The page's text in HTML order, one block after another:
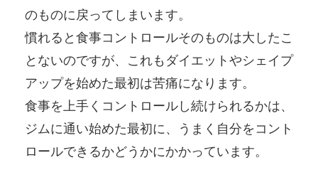
のものに戻ってしまいます。
慣れると食事コントロールそのものは大したこ
とないのですが、これもダイエットやシェイプ
アップを始めた最初は苦痛になります。
食事を上手くコントロールし続けられるかは、
ジムに通い始めた最初に、うまく自分をコント
ロールできるかどうかにかかっています。